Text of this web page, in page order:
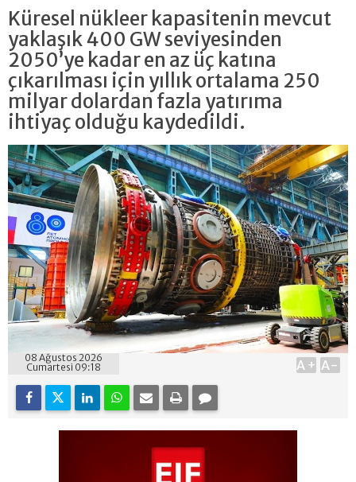
Küresel nükleer kapasitenin mevcut
yaklaşık 400 GW seviyesinden
2050’ye kadar en az üç katına
çıkarılması için yıllık ortalama 250
milyar dolardan fazla yatırıma
ihtiyaç olduğu kaydedildi.
08 Ağustos 2026
Cumartesi 09:18
A+ A-